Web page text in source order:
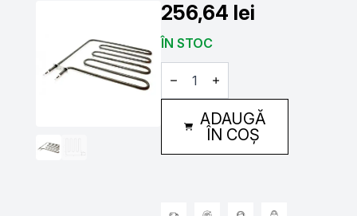
256,64 lei
ÎN STOC
Cantitate
Rezistenta
sauna
2670
Harvia
ADAUGĂ
ÎN COȘ